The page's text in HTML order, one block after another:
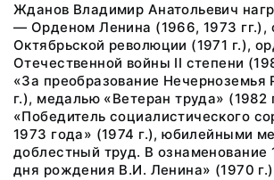
Жданов Владимир Анатольевич
— Орденом Ленина (1966, 1973 гг.),
Октябрьской революции (1971 г.),
Отечественной войны II степени
«За преобразование
г.), медалью «Ветеран труда» (1982
«Победитель социалистического
1973 года» (1974 г.), юбилейными
доблестный труд. В ознаменование
дня рождения В.И. Ленина» (1970